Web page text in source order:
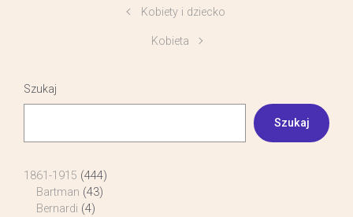
Kobiety i dziecko
Kobieta
Szukaj
Szukaj
1861-1915 (444)
Bartman (43)
Bernardi (4)